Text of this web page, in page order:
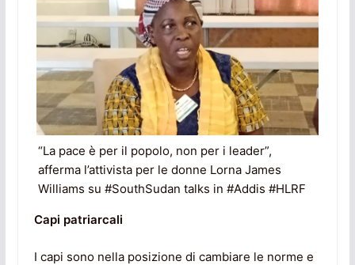
“La pace è per il popolo, non per i leader”,
afferma l’attivista per le donne Lorna James
Williams su #SouthSudan talks in #Addis #HLRF
Capi patriarcali
I capi sono nella posizione di cambiare le norme e